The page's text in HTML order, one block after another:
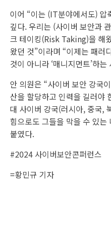
이어 “이는 (IT분야에서도) 압
깊다. 우리는 (사이버 보안과
크 테이킹(Risk Taking)을 해
왔던 것”이라며 “이제는 패러
것이 아니라 ‘매니지먼트’하
안 의원은 “사이버 보안 강국
산을 할당하고 인력을 길러야
대 사이버 강국(러시아, 중국,
힘으로도 그들을 막을 수 있
붙였다.
#2024 사이버보안콘퍼런스
=황민규 기자